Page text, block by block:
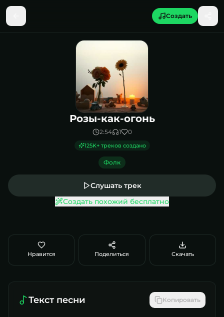
Песня Розы-как-огонь
Создать
Розы-как-огонь
2:54 1 0
125K+ треков создано
Фолк
Слушать трек
Создать похожий бесплатно
Нравится Поделиться Скачать
Текст песни Копировать